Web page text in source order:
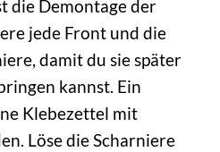
die Demontage der
jede Front und die
damit du sie später
kannst. Ein
Klebezettel mit
Löse die Scharniere